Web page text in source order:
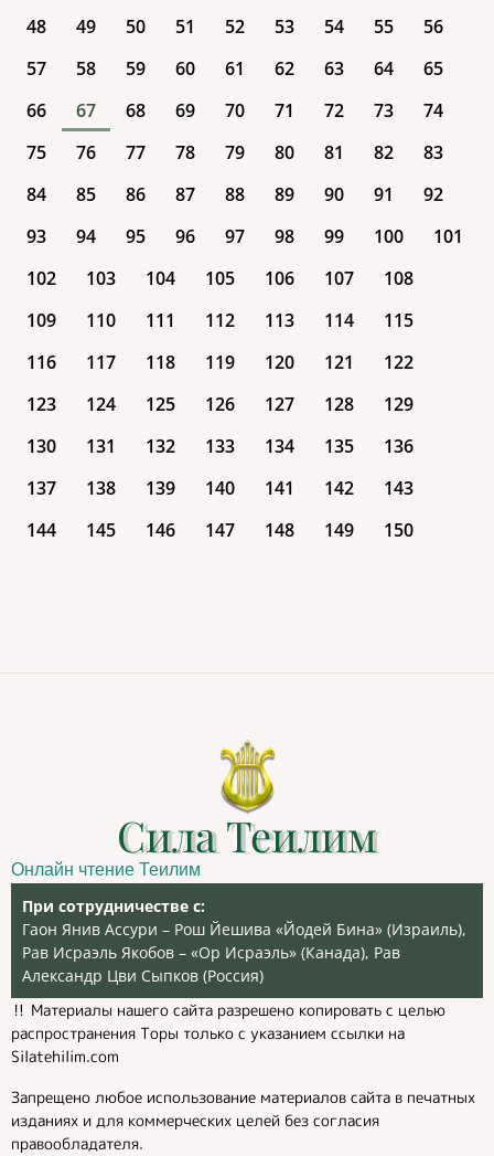
48
49 50 51 52 53 54 55
56
57
58 59 60 61 62 63 64
65
66
67 68 69 70 71 72 73
74
75
76 77 78 79 80 81 82
83
84
85 86 87 88 89 90 91
92
93
94 95 96 97 98 99 100
101
102
103 104 105 106 107
108
109
110 111 112 113 114
115
116
117 118 119 120 121
122
123
124 125 126 127 128
129
130
131 132 133 134 135
136
137
138 139 140 141 142
143
144
145 146 147 148 149 150
Сила Теилим
Онлайн чтение Теилим
При сотрудничестве с:
Гаон Янив Ассури – Рош Йешива «Йодей Бина» (Израиль),
Рав Исраэль Якобов – «Ор Исраэль» (Канада), Рав
Александр Цви Сыпков (Россия)
‼️ Материалы нашего сайта разрешено копировать с целью
распространения Торы только с указанием ссылки на
Silatehilim.com
Запрещено любое использование материалов сайта в печатных
изданиях и для коммерческих целей без согласия
правообладателя.